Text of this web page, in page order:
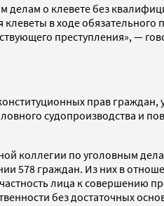
о клевете без
в ходе обязательного
преступления», —
прав граждан,
судопроизводства и
коллегии по уголовным
578 граждан. Из них в
лица к совершению
без достаточных